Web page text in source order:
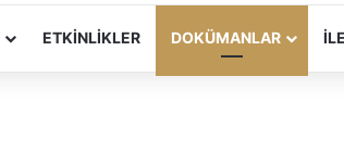
ETKINLIKLER DOKÜMANLAR